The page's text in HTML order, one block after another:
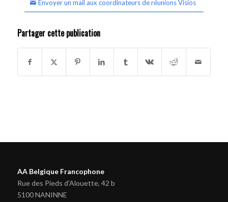
Envoyer un mail aux coordinateurs de réunions Visios
Partager cette publication
AA Belgique Francophone
Rue des Pieds d'Alouette, 42 b
5100 NANINNE